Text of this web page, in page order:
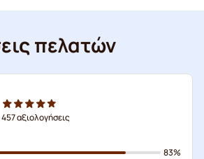
πελατών
457αξιολογήσεις
83%